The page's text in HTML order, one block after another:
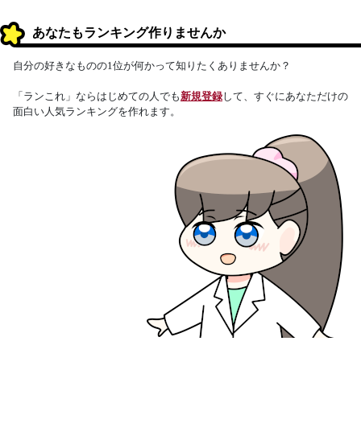
あなたもランキング作りませんか
自分の好きなものの1位が何かって知りたくありませんか？
「ランこれ」ならはじめての人でも新規登録して、すぐにあなただけの
面白い人気ランキングを作れます。